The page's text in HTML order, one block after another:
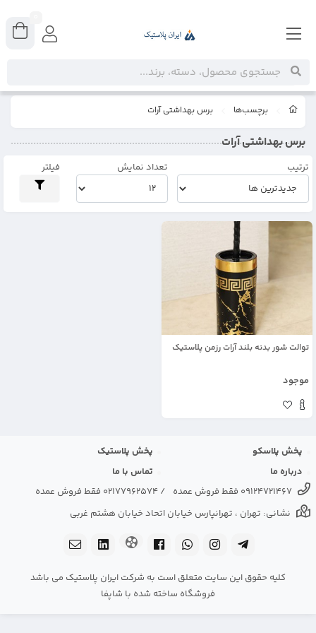
برچسب‌ها برس بهداشتی آرات
برس بهداشتی آرات
ترتیب تعداد نمایش فیلتر
توالت شور بدنه بلند آرات رزمن پلاستیک
موجود
پخش پلاسکو
پخش پلاستیک
درباره ما
تماس با ما
09124721467 فقط فروش عمده
/ 02177962574 فقط فروش عمده
نشانی: تهران ، تهرانپارس خیابان اتحاد خیابان هشتم غربی
کلیه حقوق این سایت متعلق است به شرکت ایران پلاستیک می باشد
فروشگاه ساخته شده با شاپفا